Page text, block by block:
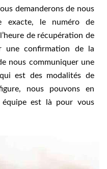
demanderons de nous
exacte, le numéro de
de récupération de
une confirmation de la
nous communiquer une
est des modalités de
nous pouvons en
est là pour vous